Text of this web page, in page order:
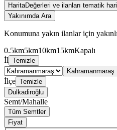
HaritaDeğerleri ve ilanları tematik
Yakınımda Ara
Konumuna yakın ilanlar için
0.5km5km10km15kmKapalı
İl Temizle
Kahramanmaraş
İlçe Temizle
Dulkadiroğlu
Semt/Mahalle
Tüm Semtler
Fiyat